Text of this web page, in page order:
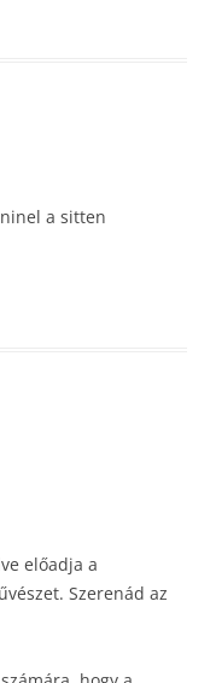
a sitten
előadja a
Szerenád az